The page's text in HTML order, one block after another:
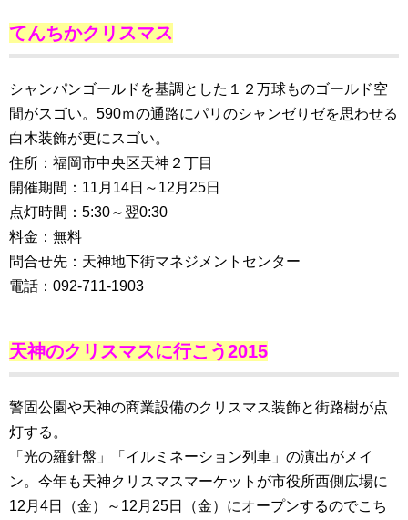
てんちかクリスマス
シャンパンゴールドを基調とした１２万球ものゴールド空
間がスゴい。590ｍの通路にパリのシャンゼりゼを思わせる
白木装飾が更にスゴい。
住所：福岡市中央区天神２丁目
開催期間：11月14日～12月25日
点灯時間：5:30～翌0:30
料金：無料
問合せ先：天神地下街マネジメントセンター
電話：092-711-1903
天神のクリスマスに行こう2015
警固公園や天神の商業設備のクリスマス装飾と街路樹が点
灯する。
「光の羅針盤」「イルミネーション列車」の演出がメイ
ン。今年も天神クリスマスマーケットが市役所西側広場に
12月4日（金）～12月25日（金）にオープンするのでこち